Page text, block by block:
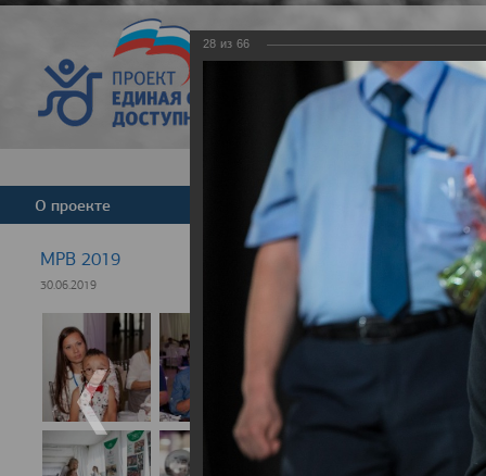
Версия для
О проекте Команда
МРВ 2019
30.06.2019
28 из 66